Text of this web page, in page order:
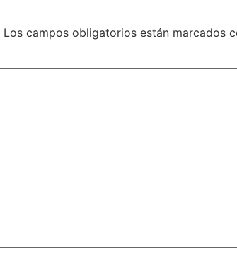
Los campos obligatorios están marcados